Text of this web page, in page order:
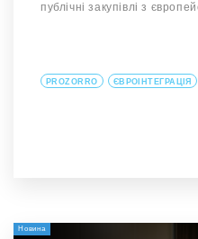
публічні закупівлі з
PROZORRO ЄВРОІНТЕГРАЦІЯ
Новина